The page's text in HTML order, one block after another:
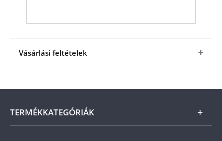
Vásárlási feltételek
érmekesztyűta fenti kedvező áron (+ azÁSZF-
termék ára online, vagy szállításkor a futárnak
vagy a termékhez csatolt fizetési szelvényen, a
számla kiállításától számított 21 napon belül
TERMÉKKATEGÓRIÁK